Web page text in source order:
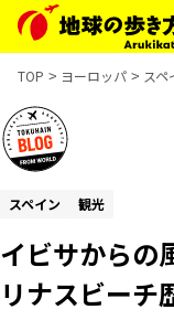
TOP ヨーロッパ スペ
スペイン 観光
イビサからの
リナスビーチ